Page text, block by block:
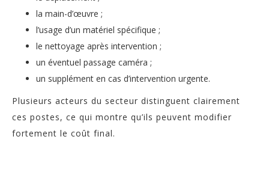
la main-d’œuvre ;
l’usage d’un matériel spécifique ;
le nettoyage après intervention ;
un éventuel passage caméra ;
un supplément en cas d’intervention urgente.
Plusieurs acteurs du secteur distinguent clairement
ces postes, ce qui montre qu’ils peuvent modifier
fortement le coût final.